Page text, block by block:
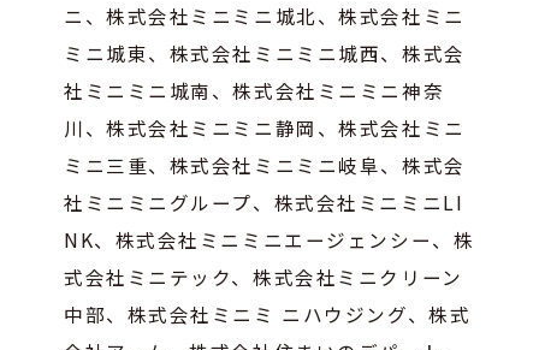
ニ、株式会社ミニミニ城北、株式会社ミニ
ミニ城東、株式会社ミニミニ城西、株式会
社ミニミニ城南、株式会社ミニミニ神奈
川、株式会社ミニミニ静岡、株式会社ミニ
ミニ三重、株式会社ミニミニ岐阜、株式会
社ミニミニグループ、株式会社ミニミニLI
NK、株式会社ミニミニエージェンシー、株
式会社ミニテック、株式会社ミニクリーン
中部、株式会社ミニミ ニハウジング、株式